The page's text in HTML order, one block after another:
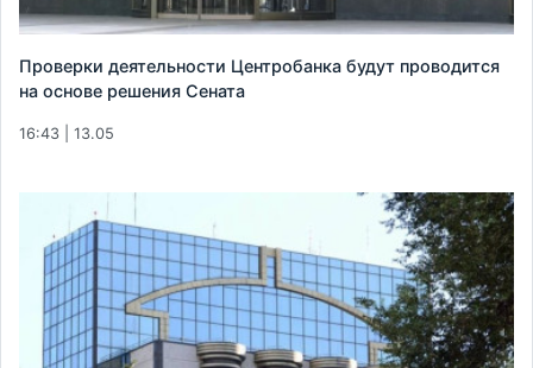
Проверки деятельности Центробанка будут проводится
на основе решения Сената
16:43 | 13.05